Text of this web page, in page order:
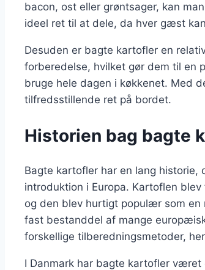
bacon, ost eller grøntsager, kan
ideel ret til at dele, da hver gæst
Desuden er bagte kartofler en
forberedelse, hvilket gør dem til en
bruge hele dagen i køkkenet. Med
tilfredsstillende ret på bordet.
Historien bag bagte
Bagte kartofler har en lang
introduktion i Europa. Kartoflen
og den blev hurtigt populær som
fast bestanddel af mange
forskellige tilberedningsmetoder,
I Danmark har bagte kartofler